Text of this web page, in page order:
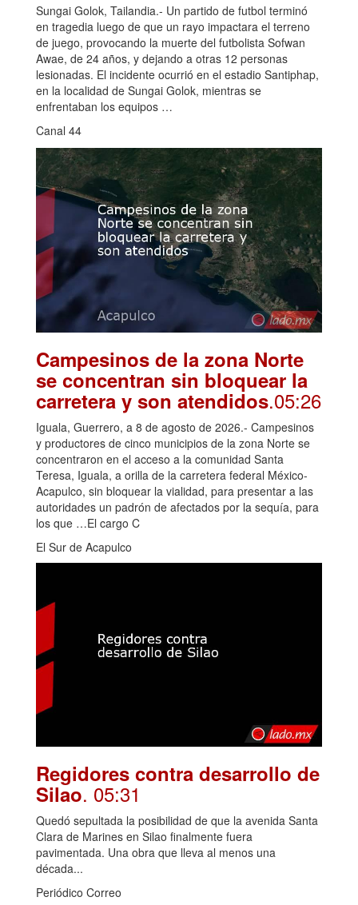
Sungai Golok, Tailandia.- Un partido de futbol terminó
en tragedia luego de que un rayo impactara el terreno
de juego, provocando la muerte del futbolista Sofwan
Awae, de 24 años, y dejando a otras 12 personas
lesionadas. El incidente ocurrió en el estadio Santiphap,
en la localidad de Sungai Golok, mientras se
enfrentaban los equipos …
Canal 44
Campesinos de la zona Norte
se concentran sin bloquear la
carretera y son atendidos.05:26
Iguala, Guerrero, a 8 de agosto de 2026.- Campesinos
y productores de cinco municipios de la zona Norte se
concentraron en el acceso a la comunidad Santa
Teresa, Iguala, a orilla de la carretera federal México-
Acapulco, sin bloquear la vialidad, para presentar a las
autoridades un padrón de afectados por la sequía, para
los que …El cargo C
El Sur de Acapulco
Regidores contra desarrollo de
Silao. 05:31
Quedó sepultada la posibilidad de que la avenida Santa
Clara de Marines en Silao finalmente fuera
pavimentada. Una obra que lleva al menos una
década...
Periódico Correo